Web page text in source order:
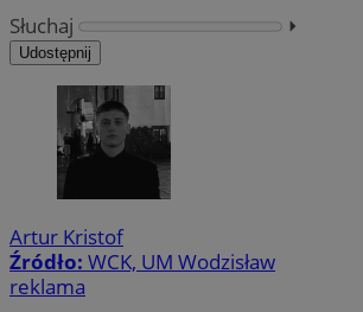
Słuchaj ⏵︎
Udostępnij
Artur Kristof
Źródło: WCK, UM Wodzisław
reklama